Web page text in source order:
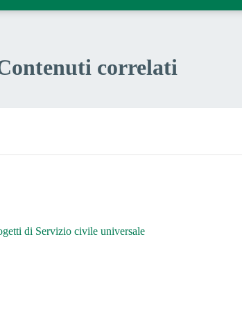
correlati
di Servizio civile universale